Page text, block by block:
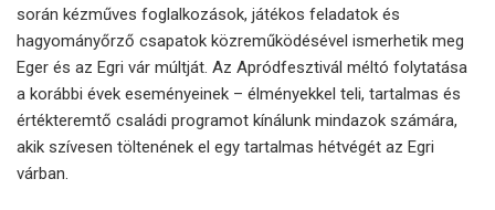
során kézműves foglalkozások, játékos feladatok és
hagyományőrző csapatok közreműködésével ismerhetik meg
Eger és az Egri vár múltját. Az Apródfesztivál méltó folytatása
a korábbi évek eseményeinek – élményekkel teli, tartalmas és
értékteremtő családi programot kínálunk mindazok számára,
akik szívesen töltenének el egy tartalmas hétvégét az Egri
várban.